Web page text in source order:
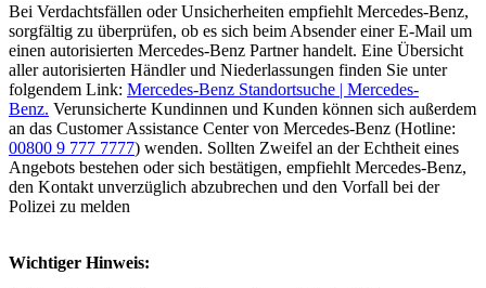
Bei Verdachtsfällen oder Unsicherheiten empfiehlt Mercedes-Benz,
sorgfältig zu überprüfen, ob es sich beim Absender einer E-Mail um
einen autorisierten Mercedes-Benz Partner handelt. Eine Übersicht
aller autorisierten Händler und Niederlassungen finden Sie unter
folgendem Link: Mercedes-Benz Standortsuche | Mercedes-
Benz. Verunsicherte Kundinnen und Kunden können sich außerdem
an das Customer Assistance Center von Mercedes-Benz (Hotline:
00800 9 777 7777) wenden. Sollten Zweifel an der Echtheit eines
Angebots bestehen oder sich bestätigen, empfiehlt Mercedes-Benz,
den Kontakt unverzüglich abzubrechen und den Vorfall bei der
Polizei zu melden
Wichtiger Hinweis: